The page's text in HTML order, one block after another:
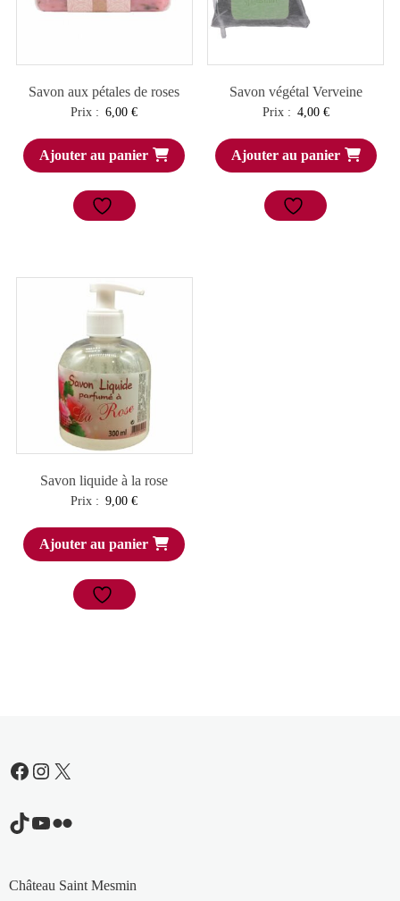
Savon aux pétales de roses
Prix : 6,00€
Ajouter au panier
Savon végétal Verveine
Prix : 4,00 €
Ajouter au panier
Savon liquide à la rose
Prix : 9,00€
Ajouter au panier
Facebook
Instagram
X
TikTok
YouTube
Flickr
Château Saint Mesmin